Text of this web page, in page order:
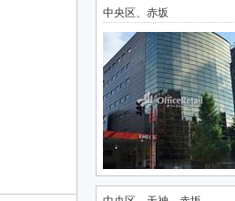
中央区、赤坂